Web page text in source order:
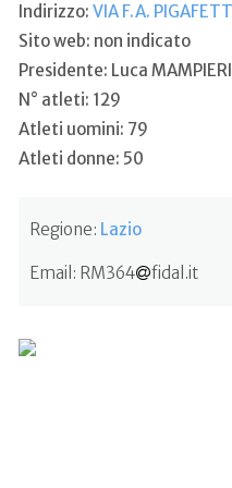
Indirizzo: VIA F.A.
Sito web: non indicato
Presidente: Luca MAMPIERI
N° atleti: 129
Atleti uomini: 79
Atleti donne: 50
Regione: Lazio
Email: RM364 fidal.it